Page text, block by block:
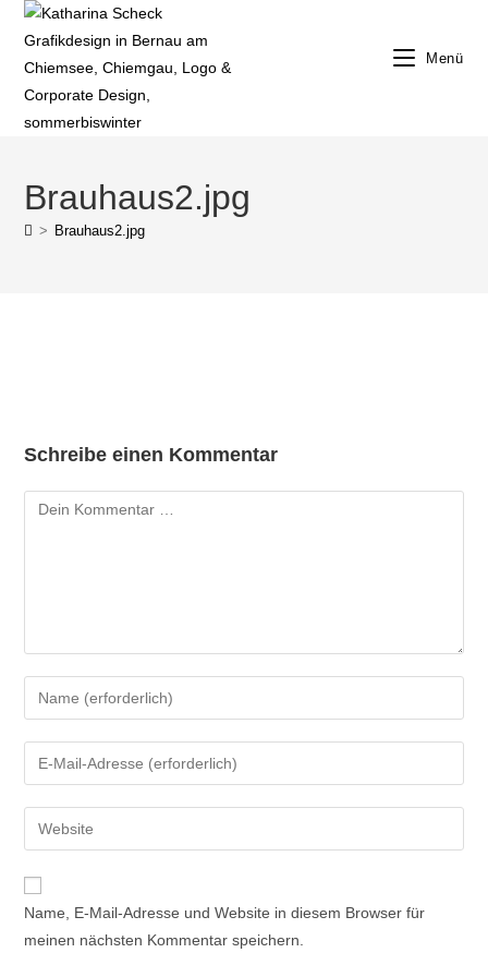
Zum
Inhalt
springen
Menü
Brauhaus2.jpg
> Brauhaus2.jpg
Schreibe einen Kommentar
Kommentar
deinen
Namen
oder
zum
Kommentieren
ein
deine
E-
Mail-
zum
Kommentieren
ein
deine
Website-
Name, E-Mail-Adresse und Website in diesem Browser für
meinen nächsten Kommentar speichern.